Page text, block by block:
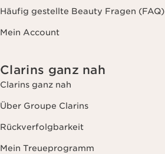
Häufig gestellte Beauty Fragen (FAQ)
Mein Account
Clarins ganz nah
Clarins ganz nah
Über Groupe Clarins
Rückverfolgbarkeit
Mein Treueprogramm